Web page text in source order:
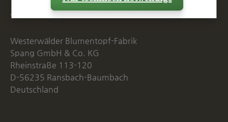
Anschrift
Westerwälder Blumentopf-Fabrik
Spang GmbH & Co. KG
Rheinstraße 113-120
D-56235 Ransbach-Baumbach
Deutschland